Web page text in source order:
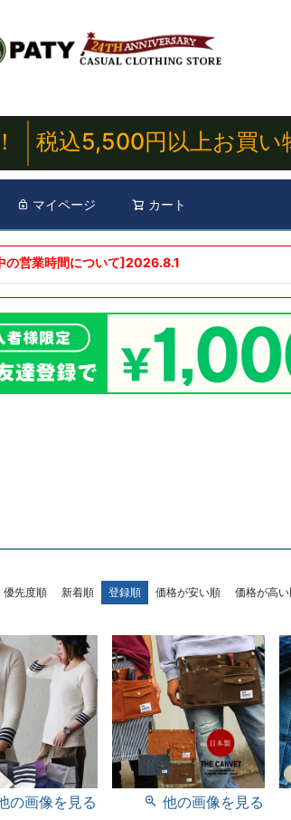
税込5,500円以上お買い
マイページ カート
の営業時間について]2026.8.1
優先度順 新着順 登録順 価格が安い順 価格が高
の画像を見る 他の画像を見る